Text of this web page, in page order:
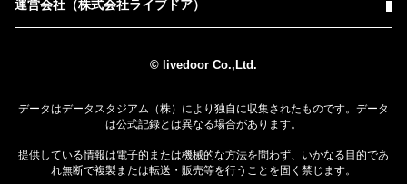
運営会社（株式会社ライブドア）
© livedoor Co.,Ltd.
データはデータスタジアム（株）により独自に収集されたものです。データ
は公式記録とは異なる場合があります。
提供している情報は電子的または機械的な方法を問わず、いかなる目的であ
れ無断で複製または転送・販売等を行うことを固く禁じます。